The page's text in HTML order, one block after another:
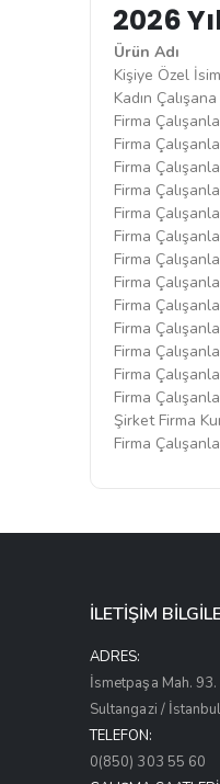
2026
Ürün Adı
Kişiye Özel
Kadın
Firma
Firma
Firma
Firma
Firma
Firma
Firma
Firma
Firma
Firma
Firma
Firma
Firma
Şirket Firma
Firma
İLETİŞİM
ADRES:
İsmetpaşa Mah.
Sultangazi / İstanbul
TELEFON:
0(850) 303 55 60